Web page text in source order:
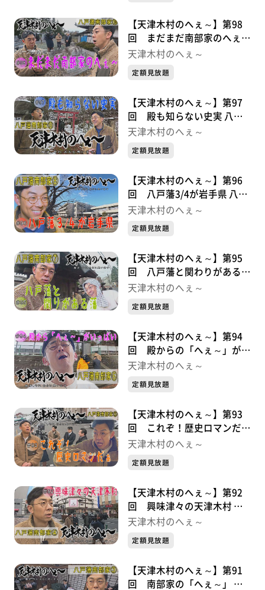
【天津木村のへぇ～】第98
回 まだまだ南部家のへぇ～
八戸藩南部家シリーズ⑩最終
天津木村のへぇ～
定額見放題
【天津木村のへぇ～】第97
回 殿も知らない史実 八戸
藩南部家シリーズ⑨
天津木村のへぇ～
定額見放題
【天津木村のへぇ～】第96
回 八戸藩3/4が岩手県 八戸
藩南部家シリーズ⑧
天津木村のへぇ～
定額見放題
【天津木村のへぇ～】第95
回 八戸藩と関わりがある藩
八戸藩南部家シリーズ⑦
天津木村のへぇ～
定額見放題
【天津木村のへぇ～】第94
回 殿からの「へぇ～」がい
っぱい 八戸藩南部家シリー
天津木村のへぇ～
定額見放題
【天津木村のへぇ～】第93
回 これぞ！歴史ロマンだぁ
八戸藩南部家シリーズ⑤
天津木村のへぇ～
定額見放題
【天津木村のへぇ～】第92
回 興味津々の天津木村 八
戸藩南部家シリーズ④
天津木村のへぇ～
定額見放題
【天津木村のへぇ～】第91
回 南部家の「へぇ～」 八